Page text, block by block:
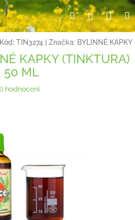
HledatPřihlášení
Kód: TIN3274 Značka: BYLINNÉ KAPKY
KAPKY (TINKTURA)
50 ML
hodnocení